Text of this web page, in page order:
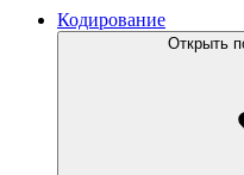
Кодирование
Открыть